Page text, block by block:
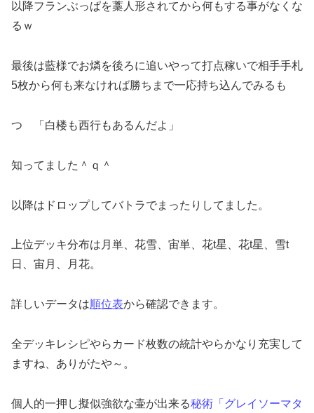
以降フランぶっぱを藁人形されてから何もする事がなくな
るｗ
最後は藍様でお燐を後ろに追いやって打点稼いで相手手札
5枚から何も来なければ勝ちまで一応持ち込んでみるも
つ 「白楼も西行もあるんだよ」
知ってました＾ｑ＾
以降はドロップしてバトラでまったりしてました。
上位デッキ分布は月単、花雪、宙単、花t星、花t星、雪t
日、宙月、月花。
詳しいデータは順位表から確認できます。
全デッキレシピやらカード枚数の統計やらかなり充実して
ますね、ありがたや～。
個人的一押し擬似強欲な壷が出来る秘術「グレイソーマタ